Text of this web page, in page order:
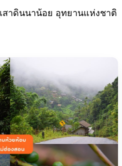
เสาดินนาน้อย อุทยานแห่งชาติ